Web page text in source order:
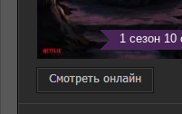
1 сезон 10